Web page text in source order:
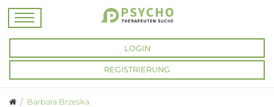
LOGIN
REGISTRIERUNG
Barbara Brzeska